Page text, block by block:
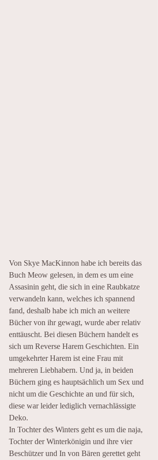
Von Skye MacKinnon habe ich bereits das
Buch Meow gelesen, in dem es um eine
Assasinin geht, die sich in eine Raubkatze
verwandeln kann, welches ich spannend
fand, deshalb habe ich mich an weitere
Bücher von ihr gewagt, wurde aber relativ
enttäuscht. Bei diesen Büchern handelt es
sich um Reverse Harem Geschichten. Ein
umgekehrter Harem ist eine Frau mit
mehreren Liebhabern. Und ja, in beiden
Büchern ging es hauptsächlich um Sex und
nicht um die Geschichte an und für sich,
diese war leider lediglich vernachlässigte
Deko.
In Tochter des Winters geht es um die naja,
Tochter der Winterkönigin und ihre vier
Beschützer und In von Bären gerettet geht